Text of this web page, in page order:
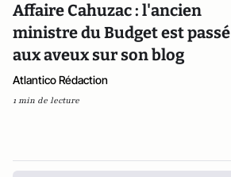
Affaire Cahuzac : l'ancien
ministre du Budget est passé
aux aveux sur son blog
Atlantico Rédaction
1 min de lecture